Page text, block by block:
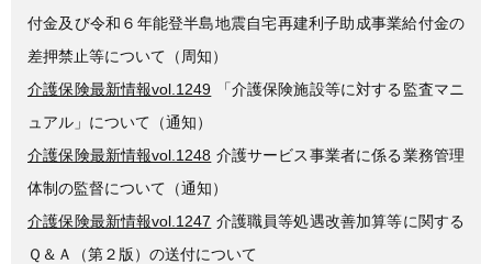
付金及び令和６年能登半島地震自宅再建利子助成事業給付金の
差押禁止等について（周知）
介護保険最新情報vol.1249 「介護保険施設等に対する監査マニ
ュアル」について（通知）
介護保険最新情報vol.1248 介護サービス事業者に係る業務管理
体制の監督について（通知）
介護保険最新情報vol.1247 介護職員等処遇改善加算等に関する
Ｑ＆Ａ（第２版）の送付について